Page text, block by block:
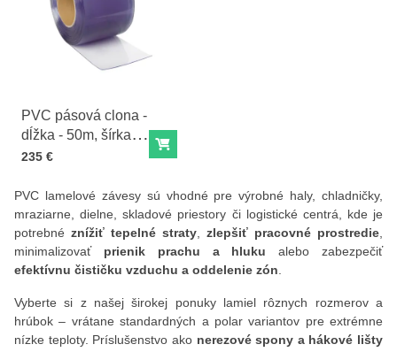
PVC pásová clona -
dĺžka - 50m, šírka -
30cm, hrúbka - 3mm
Cena s DPH
235 € Do košíka
PVC lamelové závesy sú vhodné pre výrobné haly, chladničky,
mraziarne, dielne, skladové priestory či logistické centrá, kde je
potrebné znížiť tepelné straty zlepšiť pracovné prostredie
minimalizovať prienik prachu a hluku alebo zabezpečiť
efektívnu čističku vzduchu a oddelenie zón
Vyberte si z našej širokej ponuky lamiel rôznych rozmerov a
hrúbok – vrátanestandardných a polarvariantov pre extrémne
nízke teploty. Príslušenstvo ako nerezové spony a hákové lišty